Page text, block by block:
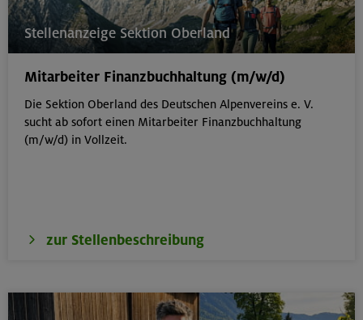
Stellenanzeige Sektion Oberland
Mitarbeiter Finanzbuchhaltung (m/w/d)
Die Sektion Oberland des Deutschen Alpenvereins e. V.
sucht ab sofort einen Mitarbeiter Finanzbuchhaltung
(m/w/d) in Vollzeit.
zur Stellenbeschreibung